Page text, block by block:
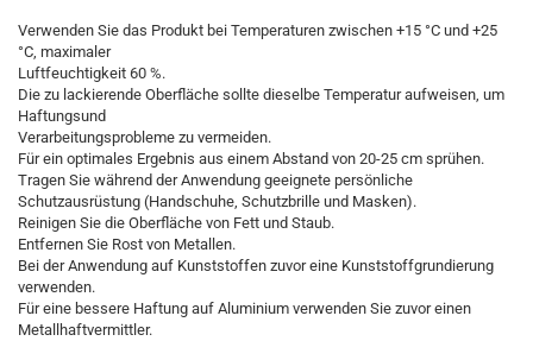
Verwenden Sie das Produkt bei Temperaturen zwischen +15 °C und +25
°C, maximaler
Luftfeuchtigkeit 60 %.
Die zu lackierende Oberfläche sollte dieselbe Temperatur aufweisen, um
Haftungsund
Verarbeitungsprobleme zu vermeiden.
Für ein optimales Ergebnis aus einem Abstand von 20-25 cm sprühen.
Tragen Sie während der Anwendung geeignete persönliche
Schutzausrüstung (Handschuhe, Schutzbrille und Masken).
Reinigen Sie die Oberfläche von Fett und Staub.
Entfernen Sie Rost von Metallen.
Bei der Anwendung auf Kunststoffen zuvor eine Kunststoffgrundierung
verwenden.
Für eine bessere Haftung auf Aluminium verwenden Sie zuvor einen
Metallhaftvermittler.